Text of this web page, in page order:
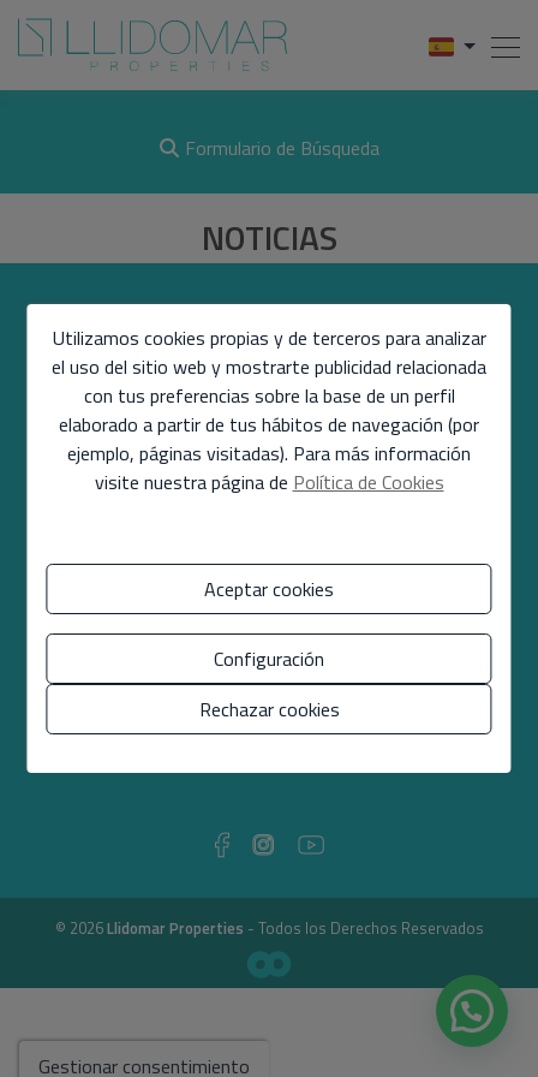
Formulario de Búsqueda
NOTICIAS
ENCUÉNTRANOS
SECCIONES
ENLACES DIRECTOS
© 2026Llidomar Properties - Todos los Derechos Reservados
Gestionar consentimiento
Utilizamos cookies propias y de terceros para analizar
el uso del sitio web y mostrarte publicidad relacionada
con tus preferencias sobre la base de un perfil
elaborado a partir de tus hábitos de navegación (por
ejemplo, páginas visitadas). Para más información
visite nuestra página de Política de Cookies
Aceptar cookies
Configuración
Rechazar cookies